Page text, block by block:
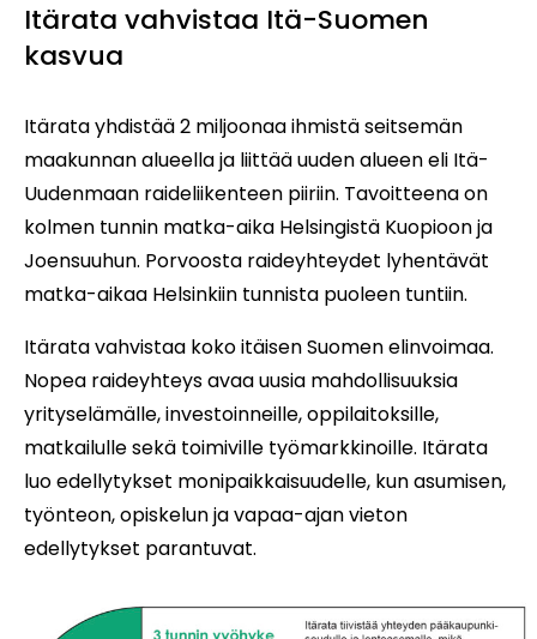
Itärata vahvistaa Itä-Suomen
kasvua
Itärata yhdistää 2 miljoonaa ihmistä seitsemän
maakunnan alueella ja liittää uuden alueen eli Itä-
Uudenmaan raideliikenteen piiriin. Tavoitteena on
kolmen tunnin matka-aika Helsingistä Kuopioon ja
Joensuuhun. Porvoosta raideyhteydet lyhentävät
matka-aikaa Helsinkiin tunnista puoleen tuntiin.
Itärata vahvistaa koko itäisen Suomen elinvoimaa.
Nopea raideyhteys avaa uusia mahdollisuuksia
yrityselämälle, investoinneille, oppilaitoksille,
matkailulle sekä toimiville työmarkkinoille. Itärata
luo edellytykset monipaikkaisuudelle, kun asumisen,
työnteon, opiskelun ja vapaa-ajan vieton
edellytykset parantuvat.